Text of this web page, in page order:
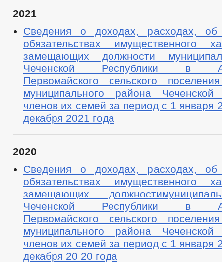
2021
Сведения о доходах, расходах,
обязательствах имущественного
замещающих должности
Чеченской Республики в
Первомайского сельского
муниципального района
членов их семей за период с 1 января
декабря 2021 года
2020
Сведения о доходах, расходах,
обязательствах имущественного
замещающих
Чеченской Республики в
Первомайского сельского
муниципального района
членов их семей за период с 1 января
декабря 20 20 года